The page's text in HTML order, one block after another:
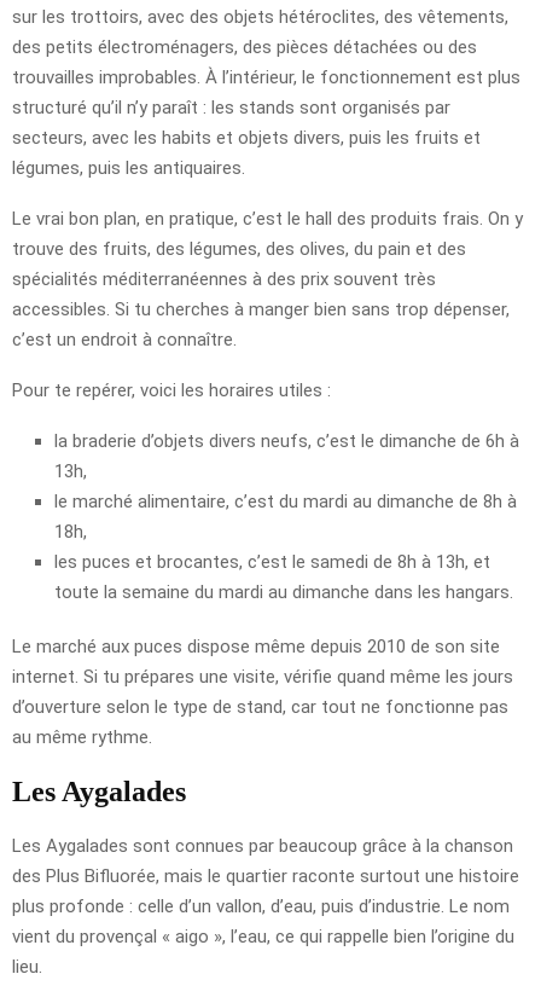
sur les trottoirs, avec des objets hétéroclites, des vêtements,
des petits électroménagers, des pièces détachées ou des
trouvailles improbables. À l’intérieur, le fonctionnement est plus
structuré qu’il n’y paraît : les stands sont organisés par
secteurs, avec les habits et objets divers, puis les fruits et
légumes, puis les antiquaires.
Le vrai bon plan, en pratique, c’est le hall des produits frais. On y
trouve des fruits, des légumes, des olives, du pain et des
spécialités méditerranéennes à des prix souvent très
accessibles. Si tu cherches à manger bien sans trop dépenser,
c’est un endroit à connaître.
Pour te repérer, voici les horaires utiles :
la braderie d’objets divers neufs, c’est le dimanche de 6h à
13h,
le marché alimentaire, c’est du mardi au dimanche de 8h à
18h,
les puces et brocantes, c’est le samedi de 8h à 13h, et
toute la semaine du mardi au dimanche dans les hangars.
Le marché aux puces dispose même depuis 2010 de son site
internet. Si tu prépares une visite, vérifie quand même les jours
d’ouverture selon le type de stand, car tout ne fonctionne pas
au même rythme.
Les Aygalades
Les Aygalades sont connues par beaucoup grâce à la chanson
des Plus Bifluorée, mais le quartier raconte surtout une histoire
plus profonde : celle d’un vallon, d’eau, puis d’industrie. Le nom
vient du provençal « aigo », l’eau, ce qui rappelle bien l’origine du
lieu.